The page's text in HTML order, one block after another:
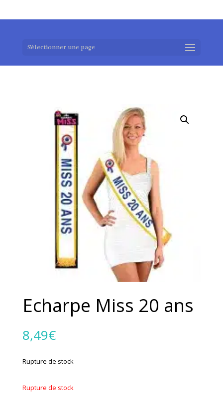
Sélectionner une page
Echarpe Miss 20 ans
8,49€
Rupture de stock
Rupture de stock